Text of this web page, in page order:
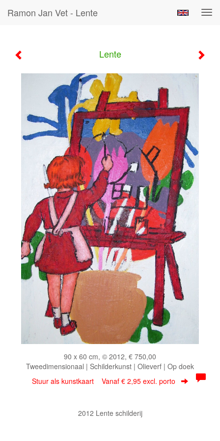
Ramon Jan Vet - Lente
Lente
90 x 60 cm, © 2012, € 750,00
Tweedimensionaal | Schilderkunst | Olieverf | Op doek
Stuur als kunstkaart Vanaf € 2,95 excl. porto
2012 Lente schilderij